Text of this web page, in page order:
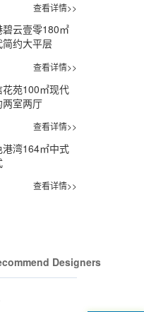
查看详情>>
碧云壹零180㎡
简约大平层
查看详情>>
花苑100㎡现代
两室两厅
查看详情>>
港湾164㎡中式
查看详情>>
Designers